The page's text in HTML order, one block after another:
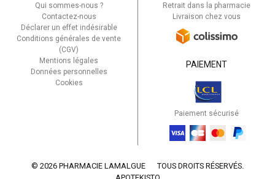
Qui sommes-nous ?
Contactez-nous
Déclarer un effet indésirable
Conditions générales de vente
(CGV)
Mentions légales
Données personnelles
Cookies
Retrait dans la pharmacie
Livraison chez vous
PAIEMENT
Paiement sécurisé
© 2026 PHARMACIE LAMALGUE
TOUS DROITS RÉSERVÉS.